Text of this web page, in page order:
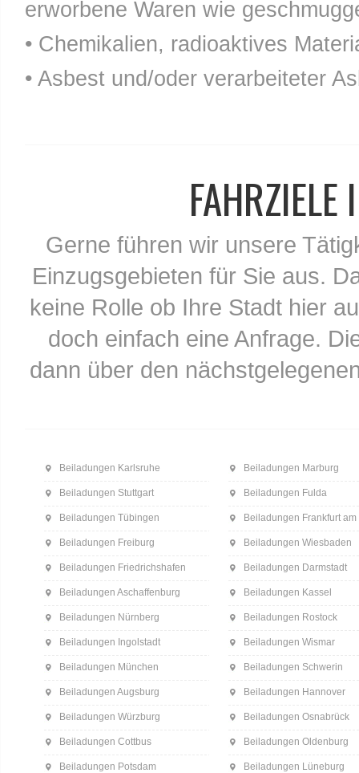
erworbene Waren wie
• Chemikalien, radioaktives
• Asbest und/oder verarbeiteter
Gerne führen wir unsere
Einzugsgebieten für Sie aus.
keine Rolle ob Ihre Stadt hier
doch einfach eine Anfrage.
dann über den
Beiladungen Karlsruhe
Beiladungen Stuttgart
Beiladungen Tübingen
Beiladungen Freiburg
Beiladungen Friedrichshafen
Beiladungen Aschaffenburg
Beiladungen Nürnberg
Beiladungen Ingolstadt
Beiladungen München
Beiladungen Augsburg
Beiladungen Würzburg
Beiladungen Cottbus
Beiladungen Potsdam
Beiladungen Marburg
Beiladungen Fulda
Beiladungen Frankfurt am
Beiladungen Wiesbaden
Beiladungen Darmstadt
Beiladungen Kassel
Beiladungen Rostock
Beiladungen Wismar
Beiladungen Schwerin
Beiladungen Hannover
Beiladungen Osnabrück
Beiladungen Oldenburg
Beiladungen Lüneburg